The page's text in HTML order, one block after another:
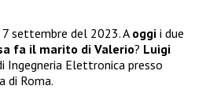
settembre del 2023. A oggi i due
fa il marito di Valerio? Luigi
Ingegneria Elettronica presso
di Roma.